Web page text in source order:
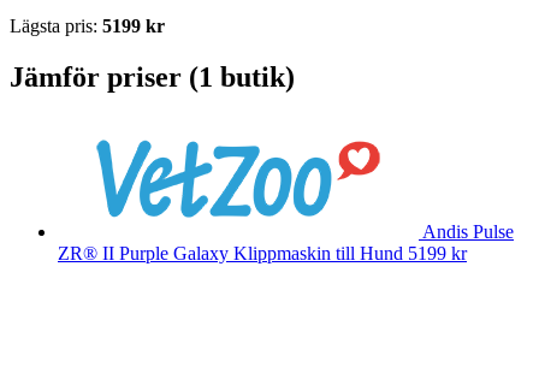
Lägsta pris: 5199 kr
Jämför priser (1 butik)
Andis Pulse
ZR® II Purple Galaxy Klippmaskin till Hund 5199 kr